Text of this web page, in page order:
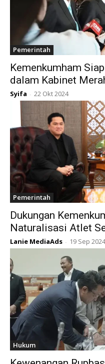
Pemerintah
Kemenkumham
dalam Kabinet
Syifa - 22 Okt 2024
Pemerintah
Dukungan
Naturalisasi Atlet
Lanie MediaAds - 19 Sep 2024
Hukum